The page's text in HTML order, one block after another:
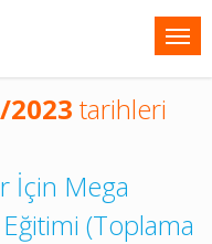
2023 tarihleri
İçin Mega
(Toplama